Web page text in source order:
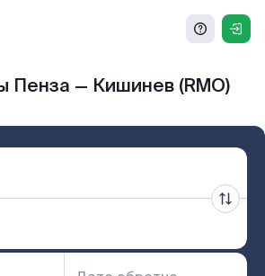
Пенза — Кишинев (RMO)